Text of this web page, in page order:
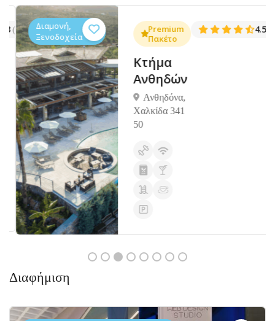
(1381) Διαμονή,
Ξενοδοχεία
Premium
Πακέτο
Κτήμα
Ανθηδών
Ανθηδόνα,
Χαλκίδα 341
50
4.5
Διαφήμιση